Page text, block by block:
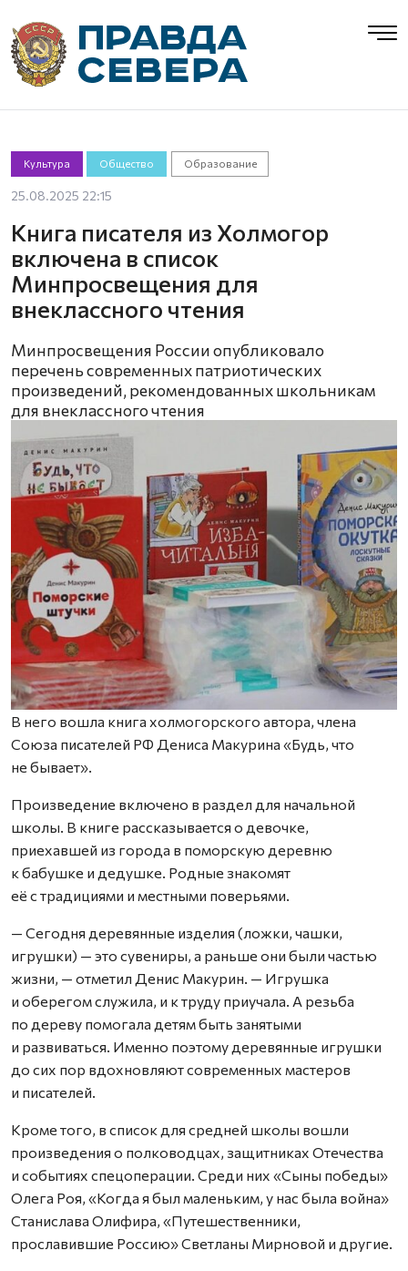
Культура Общество Образование
25.08.2025 22:15
Книга писателя из Холмогор
включена в список
Минпросвещения для
внеклассного чтения
Минпросвещения России опубликовало
перечень современных патриотических
произведений, рекомендованных школьникам
для внеклассного чтения
В него вошла книга холмогорского автора, члена
Союза писателей РФ Дениса Макурина «Будь, что
не бывает».
Произведение включено в раздел для начальной
школы. В книге рассказывается о девочке,
приехавшей из города в поморскую деревню
к бабушке и дедушке. Родные знакомят
её с традициями и местными поверьями.
— Сегодня деревянные изделия (ложки, чашки,
игрушки) — это сувениры, а раньше они были частью
жизни, — отметил Денис Макурин. — Игрушка
и оберегом служила, и к труду приучала. А резьба
по дереву помогала детям быть занятыми
и развиваться. Именно поэтому деревянные игрушки
до сих пор вдохновляют современных мастеров
и писателей.
Кроме того, в список для средней школы вошли
произведения о полководцах, защитниках Отечества
и событиях спецоперации. Среди них «Сыны победы»
Олега Роя, «Когда я был маленьким, у нас была война»
Станислава Олифира, «Путешественники,
прославившие Россию» Светланы Мирновой и другие.